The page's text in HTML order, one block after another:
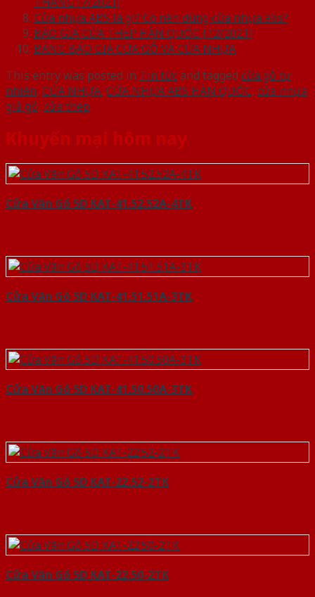
Cửa nhựa ABS là gì? Có nên dùng cửa nhựa abs?
BÁO GIÁ CỬA THÉP HÀN QUỐC [12/2021]
BẢNG BÁO GIÁ CỬA GỖ VÀ CỬA NHỰA
This entry was posted in Tin tứcand tagged cửa gỗ tự
nhiên, CỬA NHỰA, CỬA NHỰA ABS HÀN QUỐC, cửa nhựa
giả gỗ, cửa thép.
Khuyến mại hôm nay
Cửa Vân Gỗ 5D KAT-41.52.52A-4TK
Cửa Vân Gỗ 5D KAT-41.51.51A-3TK
Cửa Vân Gỗ 5D KAT-41.50.50A-3TK
Cửa Vân Gỗ 5D KAT-22.52-2TK
Cửa Vân Gỗ 5D KAT-22.50-2TK